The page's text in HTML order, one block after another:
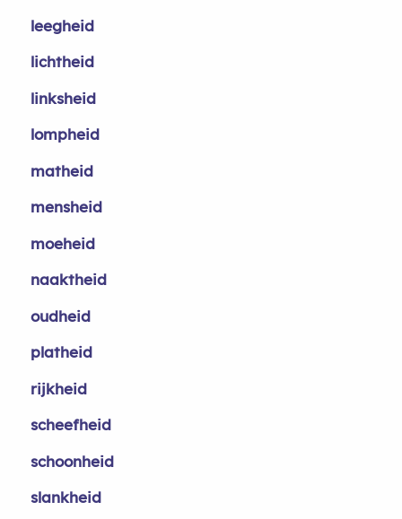
leegheid
lichtheid
linksheid
lompheid
matheid
mensheid
moeheid
naaktheid
oudheid
platheid
rijkheid
scheefheid
schoonheid
slankheid